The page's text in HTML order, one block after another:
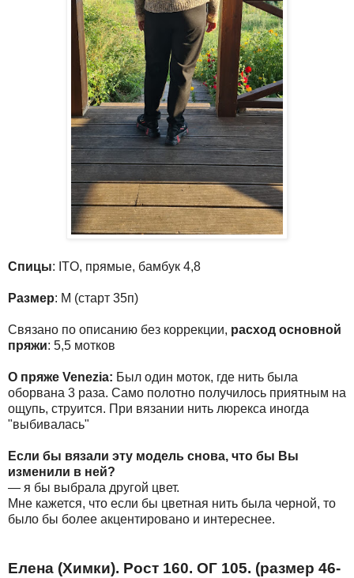
Спицы: ITO, прямые, бамбук 4,8
Размер: M (старт 35п)
Связано по описанию без коррекции, расход основной
пряжи: 5,5 мотков
О пряже Venezia: Был один моток, где нить была
оборвана 3 раза. Само полотно получилось приятным на
ощупь, струится. При вязании нить люрекса иногда
"выбивалась"
Если бы вязали эту модель снова, что бы Вы
изменили в ней?
— я бы выбрала другой цвет.
Мне кажется, что если бы цветная нить была черной, то
было бы более акцентировано и интереснее.
Елена (Химки). Рост 160. ОГ 105. (размер 46-